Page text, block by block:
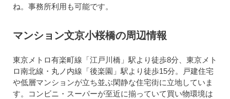
ね。事務所利用も可能です。
マンション文京小桜橋の周辺情報
東京メトロ有楽町線「江戸川橋」駅より徒歩8分、東京メト
ロ南北線・丸ノ内線「後楽園」駅より徒歩15分。戸建住宅
や低層マンションが立ち並ぶ閑静な住宅街に立地していま
す。コンビニ・スーパーが至近に揃っていて買い物環境は